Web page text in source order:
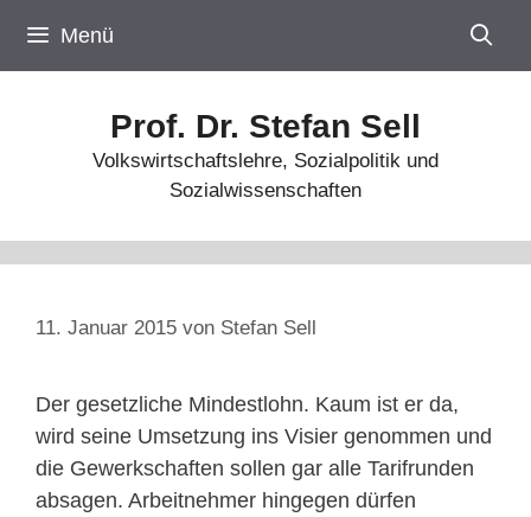
Inhalt
springen
Menü
Prof. Dr. Stefan Sell
Volkswirtschaftslehre, Sozialpolitik und
Sozialwissenschaften
11. Januar 2015 von Stefan Sell
Der gesetzliche Mindestlohn. Kaum ist er da,
wird seine Umsetzung ins Visier genommen und
die Gewerkschaften sollen gar alle Tarifrunden
absagen. Arbeitnehmer hingegen dürfen